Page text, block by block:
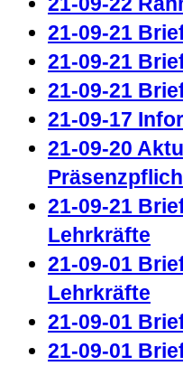
21-09-21
21-09-21
21-09-21
21-09-17
21-09-20
21-09-21
Lehrkräfte
21-09-01
Lehrkräfte
21-09-01
21-09-01